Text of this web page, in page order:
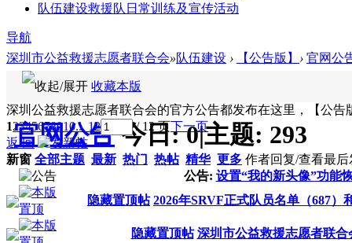
队伍建设救援队日常训练及宣传活动
导航
深圳市公益救援志愿者联合会»队伍建设 › 【公告版】 › 官网公
收藏本版
官网公告 今日:0|主题: 293
深圳公益救援志愿者联合会的官方公告都发布在这里，【公
12345678910... 12 / 12 页下一页
返 回
新窗 全部主题 最新 热门 热帖 精华 更多 作者回复/查看最后
公告: 设置“我的新头像”功能
隐藏置顶帖 2026年SRVF正式队员名单（687）
隐藏置顶帖 深圳市公益救援志愿者联合